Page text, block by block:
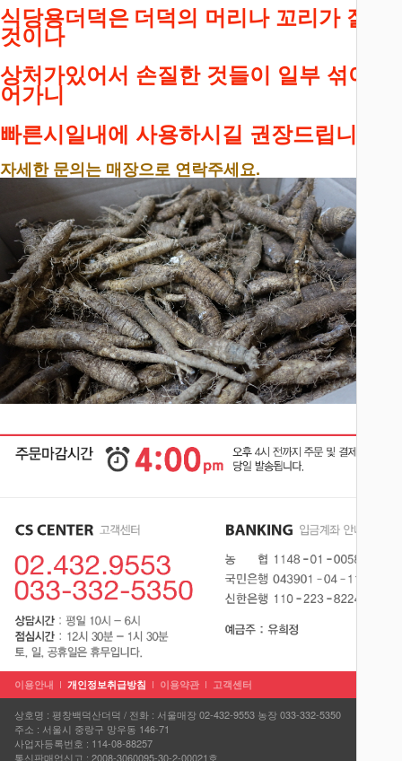
식당용더덕은 더덕의 머리나 꼬리가 잘린
것이나
상처가있어서 손질한 것들이 일부 섞여들
어가니
빠른시일내에 사용하시길 권장드립니다.
자세한 문의는 매장으로 연락주세요.
이용안내 개인정보취급방침 이용약관 고객센터
상호명 : 평창백덕산더덕 / 전화 : 서울매장 02-432-9553 농장 033-332-5350
주소 : 서울시 중랑구 망우동 146-71
사업자등록번호 : 114-08-88257
통신판매업신고 : 2008-3060095-30-2-00021호